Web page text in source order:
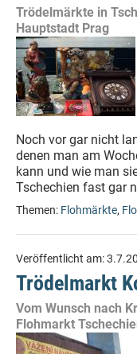
Trödelmärkte in
Hauptstadt Prag
Noch vor gar nicht
denen man am
kann und wie man
Tschechien fast gar
Themen: Flohmärkte,
Veröffentlicht am:
Trödelmarkt
Vom Wunsch nach
Flohmarkt